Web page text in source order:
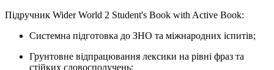
Підручник Wider World 2 Student's Book with Active Book:
Системна підготовка до ЗНО та міжнародних іспитів;
Грунтовне відпрацювання лексики на рівні фраз та
стійких словосполучень;